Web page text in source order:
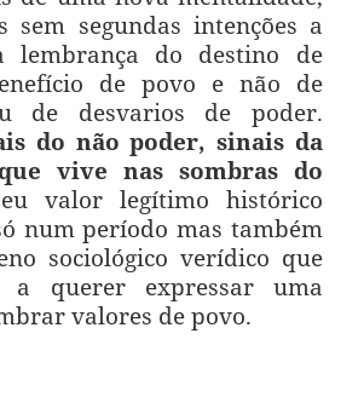
sem segundas intenções a
lembrança do destino de
de povo e não de
de desvarios de poder.
do não poder, sinais da
vive nas sombras do
valor legítimo histórico
num período mas também
sociológico verídico que
a querer expressar uma
valores de povo.